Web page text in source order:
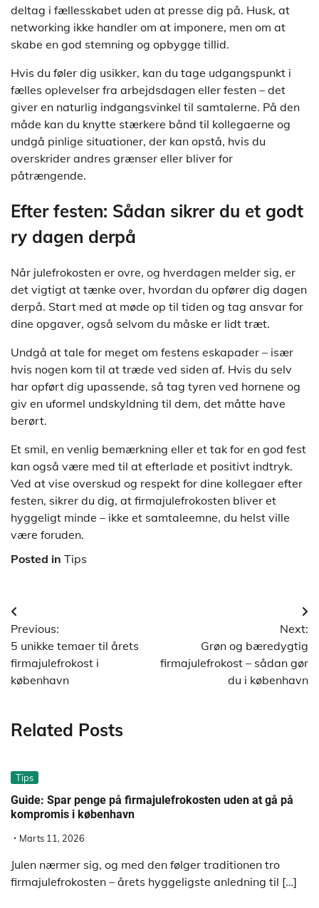
deltag i fællesskabet uden at presse dig på. Husk, at
networking ikke handler om at imponere, men om at
skabe en god stemning og opbygge tillid.
Hvis du føler dig usikker, kan du tage udgangspunkt i
fælles oplevelser fra arbejdsdagen eller festen – det
giver en naturlig indgangsvinkel til samtalerne. På den
måde kan du knytte stærkere bånd til kollegaerne og
undgå pinlige situationer, der kan opstå, hvis du
overskrider andres grænser eller bliver for
påtrængende.
Efter festen: Sådan sikrer du et godt
ry dagen derpå
Når julefrokosten er ovre, og hverdagen melder sig, er
det vigtigt at tænke over, hvordan du opfører dig dagen
derpå. Start med at møde op til tiden og tag ansvar for
dine opgaver, også selvom du måske er lidt træt.
Undgå at tale for meget om festens eskapader – især
hvis nogen kom til at træde ved siden af. Hvis du selv
har opført dig upassende, så tag tyren ved hornene og
giv en uformel undskyldning til dem, det måtte have
berørt.
Et smil, en venlig bemærkning eller et tak for en god fest
kan også være med til at efterlade et positivt indtryk.
Ved at vise overskud og respekt for dine kollegaer efter
festen, sikrer du dig, at firmajulefrokosten bliver et
hyggeligt minde – ikke et samtaleemne, du helst ville
være foruden.
Posted in Tips
Indlægsnavigation
Previous:
5 unikke temaer til årets
firmajulefrokost i
københavn
Next:
Grøn og bæredygtig
firmajulefrokost – sådan gør
du i københavn
Related Posts
Tips
Guide: Spar penge på firmajulefrokosten uden at gå på
kompromis i københavn
Marts 11, 2026
Julen nærmer sig, og med den følger traditionen tro
firmajulefrokosten – årets hyggeligste anledning til […]